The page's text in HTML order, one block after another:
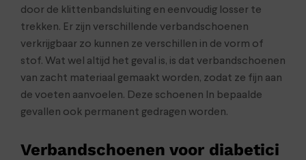
door de klittenbandsluiting en eenvoudig losser te
trekken. Er zijn verschillende verbandschoenen
verkrijgbaar zo kunnen ze verschillen in de vorm of
stof. Wat wel altijd het geval is, is dat verbandschoenen
van zacht materiaal gemaakt worden, zodat ze fijn aan
de voeten aanvoelen. Deze schoenen In bepaalde
gevallen ook permanent gedragen worden.
Verbandschoenen voor diabetici